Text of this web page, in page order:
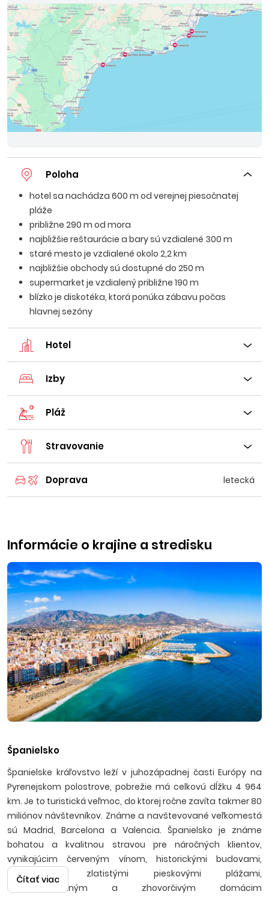
Poloha
hotel sa nachádza 600 m od verejnej piesočnatej
pláže
približne 290 m od mora
najbližšie reštaurácie a bary sú vzdialené 300 m
staré mesto je vzdialené okolo 2,2 km
najbližšie obchody sú dostupné do 250 m
supermarket je vzdialený približne 190 m
blízko je diskotéka, ktorá ponúka zábavu počas
hlavnej sezóny
Hotel
Izby
Pláž
Stravovanie
Doprava letecká
Informácie o krajine a stredisku
Španielsko
Španielske kráľovstvo leží v juhozápadnej časti Európy na
Pyrenejskom polostrove, pobrežie má celkovú dĺžku 4 964
km. Je to turistická veľmoc, do ktorej ročne zavíta takmer 80
miliónov návštevníkov. Známe a navštevované veľkomestá
sú Madrid, Barcelona a Valencia. Španielsko je známe
bohatou a kvalitnou stravou pre náročných klientov,
vynikajúcim červeným vínom, historickými budovami,
pamiatkami, zlatistými pieskovými plážami,
temperamentným a zhovorčivým domácim
Čítať viac